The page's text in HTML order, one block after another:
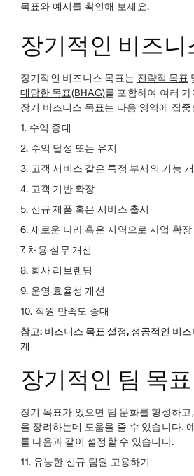
목표와 예시를 확인해 보세요.
장기적인 비즈니
장기적인 비즈니스 목표는 전략적 목표
대담한 목표(BHAG)를 포함하여 여러
장기 비즈니스 목표는 다음 영역에 집
1. 수익 증대
2. 수익 달성 또는 유지
3. 고객 서비스 같은 특정 부서의 기능
4. 고객 기반 확장
5. 신규 제품 혹은 서비스 출시
6. 새로운 나라 혹은 지역으로 사업 확장
7. 채용 실무 개선
8. 회사 리브랜딩
9. 운영 효율성 개선
10. 직원 만족도 증대
참고: 비즈니스 목표 설정, 성공적인 비
계
장기적인 팀 목표
장기 목표가 있으면 팀 문화를 형성하
을 장려하는데 도움을 줄 수 있습니다.
를 다음과 같이 설정할 수 있습니다.
11. 유능한 신규 팀원 고용하기